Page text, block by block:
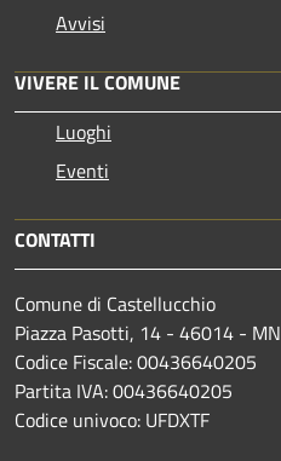
Avvisi
VIVERE IL COMUNE
Luoghi
Eventi
CONTATTI
Comune di Castellucchio
Piazza Pasotti, 14 - 46014 - MN
Codice Fiscale: 00436640205
Partita IVA: 00436640205
Codice univoco: UFDXTF